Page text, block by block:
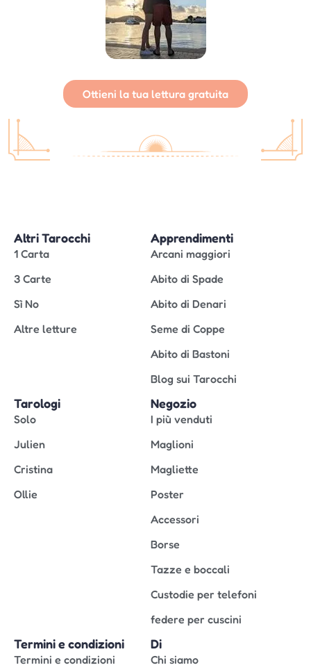
Ottieni la tua lettura gratuita
Altri Tarocchi
1 Carta
3 Carte
Sì No
Altre letture
Apprendimenti
Arcani maggiori
Abito di Spade
Abito di Denari
Seme di Coppe
Abito di Bastoni
Blog sui Tarocchi
Tarologi
Solo
Julien
Cristina
Ollie
Negozio
I più venduti
Maglioni
Magliette
Poster
Accessori
Borse
Tazze e boccali
Custodie per telefoni
federe per cuscini
Termini e condizioni
Termini e condizioni
Di
Chi siamo